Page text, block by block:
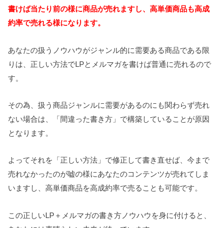
書けば当たり前の様に商品が売れますし、高単価商品も高成
約率で売れる様になります。
あなたの扱うノウハウがジャンル的に需要ある商品である限
りは、正しい方法でLPとメルマガを書けば普通に売れるので
す。
その為、扱う商品ジャンルに需要があるのにも関わらず売れ
ない場合は、「間違った書き方」で構築していることが原因
となります。
よってそれを「正しい方法」で修正して書き直せば、今まで
売れなかったのが嘘の様にあなたのコンテンツが売れてしま
いますし、高単価商品を高成約率で売ることも可能です。
この正しいLP＋メルマガの書き方ノウハウを身に付けると、